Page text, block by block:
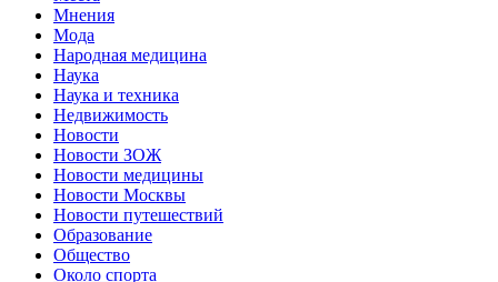
Мнения
Мода
Народная медицина
Наука
Наука и техника
Недвижимость
Новости
Новости ЗОЖ
Новости медицины
Новости Москвы
Новости путешествий
Образование
Общество
Около спорта